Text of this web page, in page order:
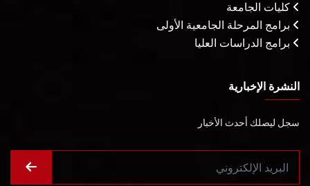
كليات الجامعة
برامج المرحلة الجامعية الأولى
برامج الدراسات العليا
النشرة الإخبارية
سجل ليصلك أحدث الأخبار